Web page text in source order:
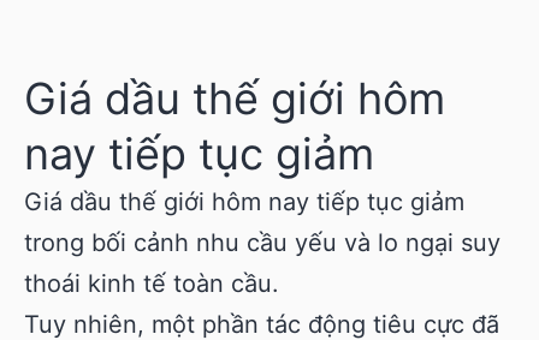
Giá dầu thế giới hôm
nay tiếp tục giảm
Giá dầu thế giới hôm nay tiếp tục giảm
trong bối cảnh nhu cầu yếu và lo ngại suy
thoái kinh tế toàn cầu.
Tuy nhiên, một phần tác động tiêu cực đã